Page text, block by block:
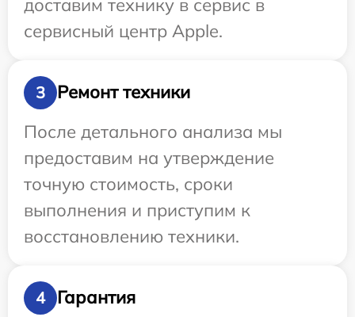
доставим технику в сервис в
сервисный центр Apple.
3
Ремонт техники
После детального анализа мы
предоставим на утверждение
точную стоимость, сроки
выполнения и приступим к
восстановлению техники.
4 Гарантия